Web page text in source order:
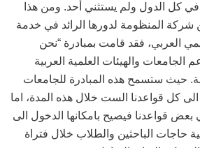
في كل الدول ولم يستثني أحد. ومن هذا
شركة المنظومة لدورها الرائد في خدمة
العربي، فقد قامت بمبادرة “نحن
الجامعات والهيئات العلمية العربية
حيث ستسمح هذه المبادرة للجامعات
كل قواعدنا الست خلال هذه المدة، اما
قواعدنا فيصيح بامكانها الدخول الى
حاجات الباحثين والطلاب خلال فتراة